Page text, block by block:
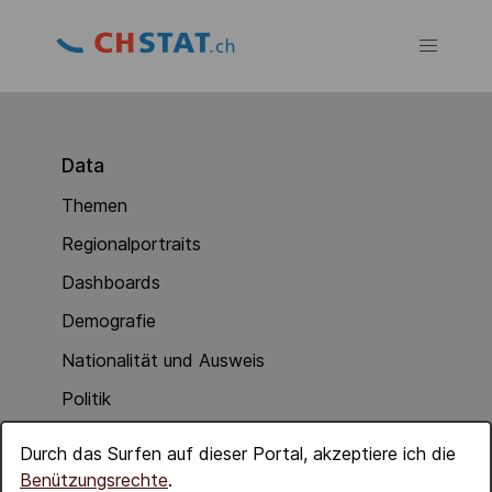
Durch das Surfen auf dieser Portal, akzeptiere ich die
Benützungsrechte.
Data
Themen
Regionalportraits
Dashboards
Demografie
Nationalität und Ausweis
Politik
Wirtschaft